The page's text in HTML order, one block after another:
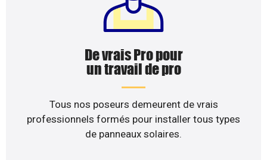
De vrais Pro pour
un travail de pro
Tous nos poseurs demeurent de vrais
professionnels formés pour installer tous types
de panneaux solaires.